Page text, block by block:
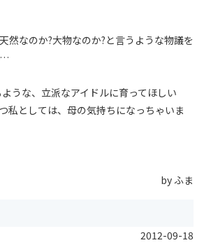
然なのか?大物なのか?と言うような物議を
…
うな、立派なアイドルに育ってほしい
私としては、母の気持ちになっちゃいま
by ふま
2012-09-18